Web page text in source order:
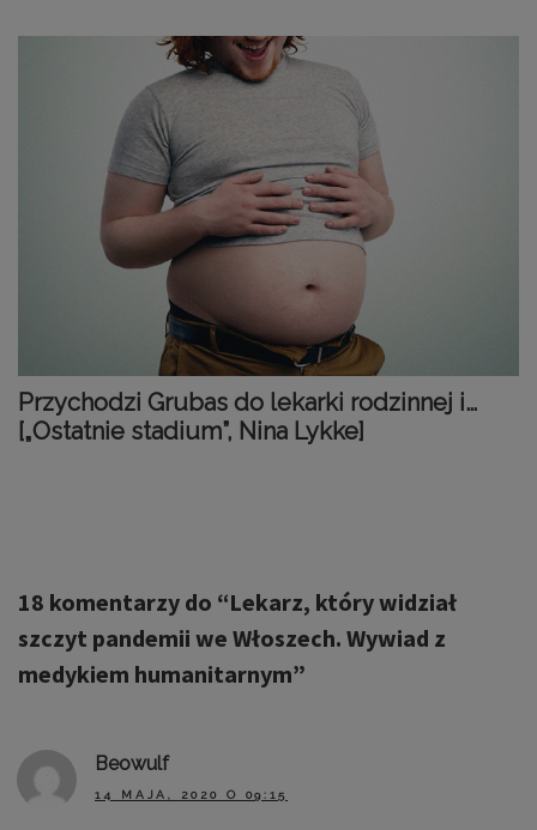
Przychodzi Grubas do lekarki rodzinnej i…
[„Ostatnie stadium”, Nina Lykke]
18 komentarzy do “Lekarz, który widział
szczyt pandemii we Włoszech. Wywiad z
medykiem humanitarnym”
Beowulf
14 MAJA, 2020 O 09:15